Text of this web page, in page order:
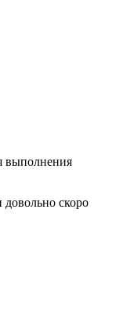
выполнения
скоро